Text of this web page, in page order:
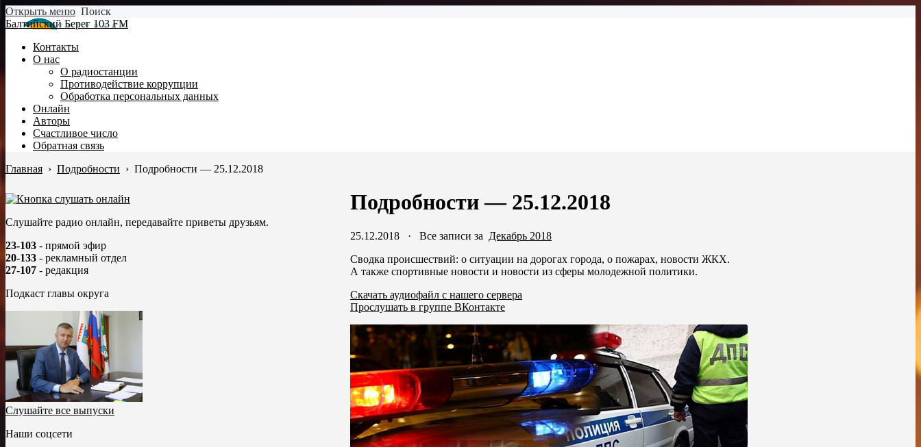
Открыть меню Поиск
Балтийский Берег 103 FM
Контакты
О нас
О радиостанции
Противодействие коррупции
Обработка персональных данных
Онлайн
Авторы
Счастливое число
Обратная связь
Главная › Подробности › Подробности — 25.12.2018
Подробности — 25.12.2018
25.12.2018 · Все записи за Декабрь 2018
Сводка происшествий: о ситуации на дорогах города, о пожарах, новости ЖКХ.
А также спортивные новости и новости из сферы молодежной политики.
Скачать аудиофайл с нашего сервера
Прослушать в группе ВКонтакте
Слушайте радио онлайн, передавайте приветы друзьям.
23-103 - прямой эфир
20-133 - рекламный отдел
27-107 - редакция
Подкаст главы округа
Слушайте все выпуски
Наши соцсети